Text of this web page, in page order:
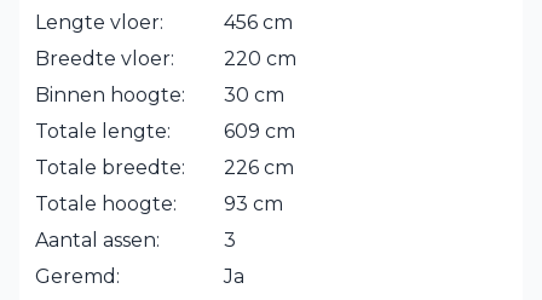
Lengte vloer:
456 cm
Breedte vloer:
220 cm
Binnen hoogte:
30 cm
Totale lengte:
609 cm
Totale breedte:
226 cm
Totale hoogte:
93 cm
Aantal assen:
3
Geremd:
Ja